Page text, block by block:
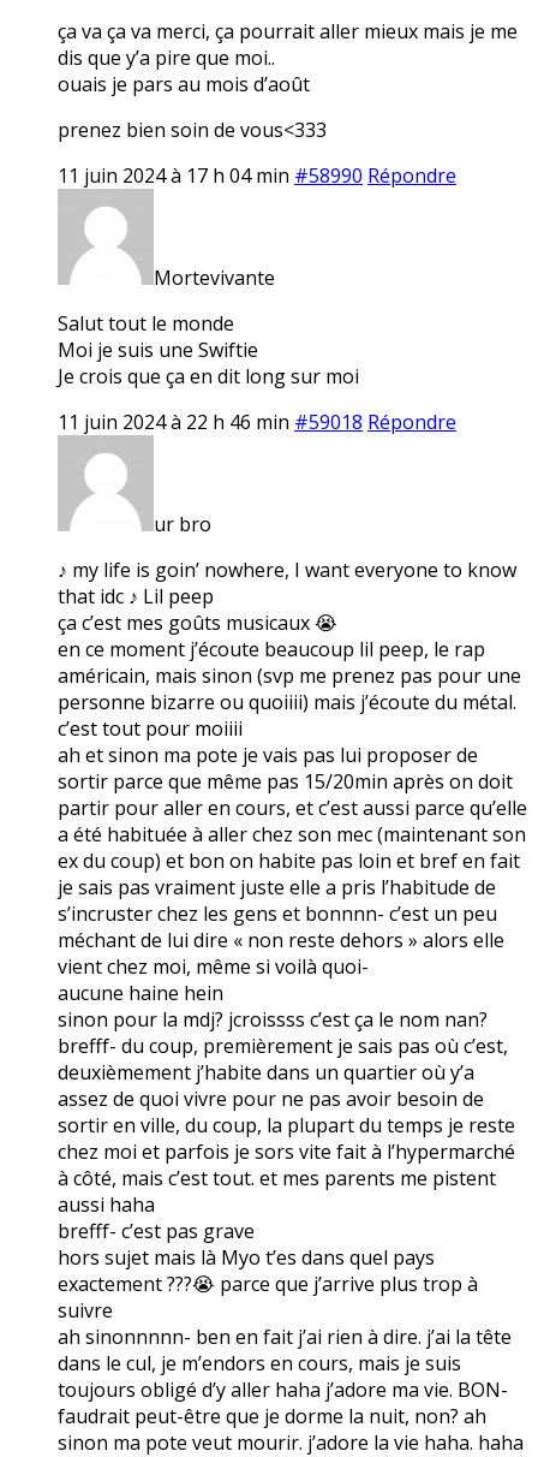
ça va ça va merci, ça pourrait aller mieux mais je me
dis que y’a pire que moi..
ouais je pars au mois d’août
prenez bien soin de vous<333
11 juin 2024 à 17 h 04 min #58990 Répondre
Mortevivante
Salut tout le monde
Moi je suis une Swiftie
Je crois que ça en dit long sur moi
11 juin 2024 à 22 h 46 min #59018 Répondre
ur bro
♪ my life is goin’ nowhere, I want everyone to know
that idc ♪ Lil peep
ça c’est mes goûts musicaux 😭
en ce moment j’écoute beaucoup lil peep, le rap
américain, mais sinon (svp me prenez pas pour une
personne bizarre ou quoiiii) mais j’écoute du métal.
c’est tout pour moiiii
ah et sinon ma pote je vais pas lui proposer de
sortir parce que même pas 15/20min après on doit
partir pour aller en cours, et c’est aussi parce qu’elle
a été habituée à aller chez son mec (maintenant son
ex du coup) et bon on habite pas loin et bref en fait
je sais pas vraiment juste elle a pris l’habitude de
s’incruster chez les gens et bonnnn- c’est un peu
méchant de lui dire « non reste dehors » alors elle
vient chez moi, même si voilà quoi-
aucune haine hein
sinon pour la mdj? jcroissss c’est ça le nom nan?
brefff- du coup, premièrement je sais pas où c’est,
deuxièmement j’habite dans un quartier où y’a
assez de quoi vivre pour ne pas avoir besoin de
sortir en ville, du coup, la plupart du temps je reste
chez moi et parfois je sors vite fait à l’hypermarché
à côté, mais c’est tout. et mes parents me pistent
aussi haha
brefff- c’est pas grave
hors sujet mais là Myo t’es dans quel pays
exactement ???😭 parce que j’arrive plus trop à
suivre
ah sinonnnnn- ben en fait j’ai rien à dire. j’ai la tête
dans le cul, je m’endors en cours, mais je suis
toujours obligé d’y aller haha j’adore ma vie. BON-
faudrait peut-être que je dorme la nuit, non? ah
sinon ma pote veut mourir. j’adore la vie haha. haha